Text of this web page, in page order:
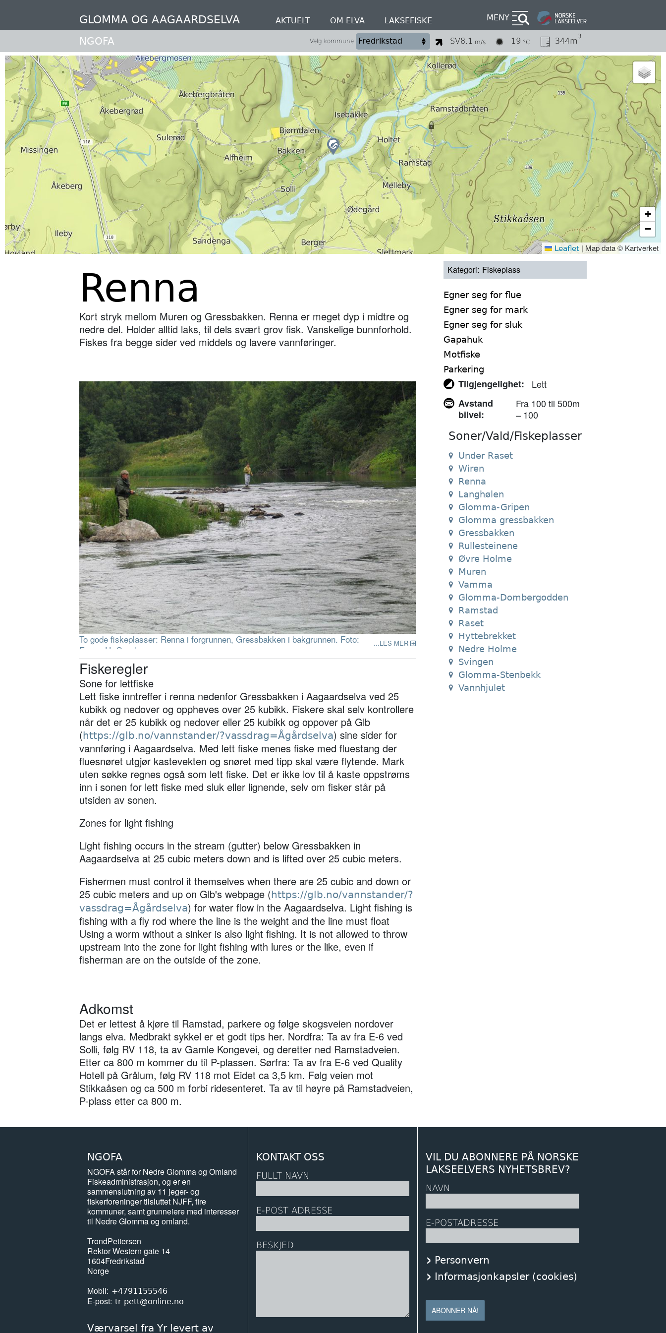
hovedinnhold
GLOMMA OG AAGAARDSELVA AKTUELT OM ELVA LAKSEFISKE MENY
NGOFA Velg kommune SV8.1 m/s 19 °C 344m 3
+
−
Leaflet | Map data © Kartverket
Renna
Kort stryk mellom Muren og Gressbakken. Renna er meget dyp i midtre og
nedre del. Holder alltid laks, til dels svært grov fisk. Vanskelige bunnforhold.
Fiskes fra begge sider ved middels og lavere vannføringer.
To gode fiskeplasser: Renna i forgrunnen, Gressbakken i bakgrunnen. Foto:
Espen U. Gundersen.
LES MER
Fiskeregler
Sone for lettfiske
Lett fiske inntreffer i renna nedenfor Gressbakken i Aagaardselva ved 25
kubikk og nedover og oppheves over 25 kubikk. Fiskere skal selv kontrollere
når det er 25 kubikk og nedover eller 25 kubikk og oppover på Glb
(https://glb.no/vannstander/?vassdrag=Ågårdselva) sine sider for
vannføring i Aagaardselva. Med lett fiske menes fiske med fluestang der
fluesnøret utgjør kastevekten og snøret med tipp skal være flytende. Mark
uten søkke regnes også som lett fiske. Det er ikke lov til å kaste oppstrøms
inn i sonen for lett fiske med sluk eller lignende, selv om fisker står på
utsiden av sonen.
Zones for light fishing
Light fishing occurs in the stream (gutter) below Gressbakken in
Aagaardselva at 25 cubic meters down and is lifted over 25 cubic meters.
Fishermen must control it themselves when there are 25 cubic and down or
25 cubic meters and up on Glb's webpage (https://glb.no/vannstander/?
vassdrag=Ågårdselva) for water flow in the Aagaardselva. Light fishing is
fishing with a fly rod where the line is the weight and the line must float
Using a worm without a sinker is also light fishing. It is not allowed to throw
upstream into the zone for light fishing with lures or the like, even if
fisherman are on the outside of the zone.
Adkomst
Det er lettest å kjøre til Ramstad, parkere og følge skogsveien nordover
langs elva. Medbrakt sykkel er et godt tips her. Nordfra: Ta av fra E-6 ved
Solli, følg RV 118, ta av Gamle Kongevei, og deretter ned Ramstadveien.
Etter ca 800 m kommer du til P-plassen. Sørfra: Ta av fra E-6 ved Quality
Hotell på Grålum, følg RV 118 mot Eidet ca 3,5 km. Følg veien mot
Stikkaåsen og ca 500 m forbi ridesenteret. Ta av til høyre på Ramstadveien,
P-plass etter ca 800 m.
Kategori Fiskeplass
Egner seg for flue
Egner seg for mark
Egner seg for sluk
Gapahuk
Motfiske
Parkering
Tilgjengelighet
Lett
Avstand
bilvei
Fra 100 til 500m
– 100
Soner/Vald/Fiskeplasser
Under Raset
Wiren
Renna
Langhølen
Glomma-Gripen
Glomma gressbakken
Gressbakken
Rullesteinene
Øvre Holme
Muren
Vamma
Glomma-Dombergodden
Ramstad
Raset
Hyttebrekket
Nedre Holme
Svingen
Glomma-Stenbekk
Vannhjulet
NGOFA
NGOFA står for Nedre Glomma og Omland
Fiskeadministrasjon, og er en
sammenslutning av 11 jeger- og
fiskerforeninger tilsluttet NJFF, fire
kommuner, samt grunneiere med interesser
til Nedre Glomma og omland.
TrondPettersen
Rektor Western gate 14
1604Fredrikstad
Norge
Mobil
+4791155546
E-post tr-pett@online.no
Værvarsel fra Yr levert av
KONTAKT OSS
FULLT NAVN
E-POST ADRESSE
BESKJED
VIL DU ABONNERE PÅ NORSKE
LAKSEELVERS NYHETSBREV?
NAVN
E-POSTADRESSE
Personvern
Informasjonkapsler (cookies)